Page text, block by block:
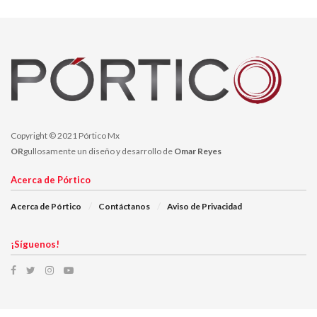
Copyright © 2021 Pórtico Mx
ORgullosamente un diseño y desarrollo de Omar Reyes
Acerca de Pórtico
Acerca de Pórtico Contáctanos Aviso de Privacidad
¡Síguenos!